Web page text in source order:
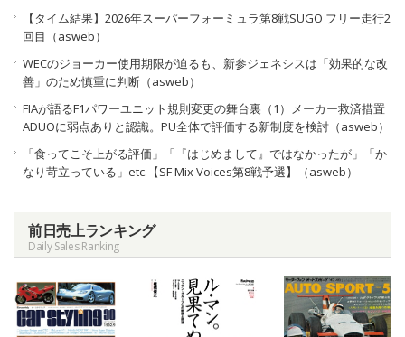
【タイム結果】2026年スーパーフォーミュラ第8戦SUGO フリー走行2
回目（asweb）
WECのジョーカー使用期限が迫るも、新参ジェネシスは「効果的な改
善」のため慎重に判断（asweb）
FIAが語るF1パワーユニット規則変更の舞台裏（1）メーカー救済措置
ADUOに弱点ありと認識。PU全体で評価する新制度を検討（asweb）
「食ってこそ上がる評価」「『はじめまして』ではなかったが」「か
なり苛立っている」etc.【SF Mix Voices第8戦予選】（asweb）
前日売上ランキング
Daily Sales Ranking